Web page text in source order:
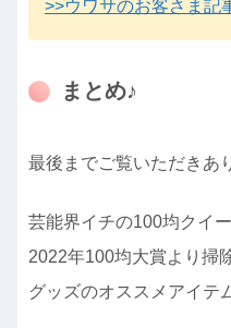
>>ウワサのお客さま記
まとめ♪
最後までご覧いただきあ
芸能界イチの100均クイ
2022年100均大賞より掃
グッズのオススメアイテ